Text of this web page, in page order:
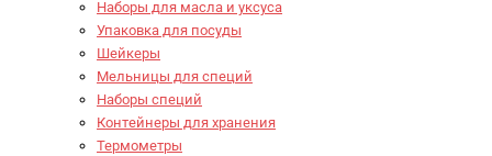
Наборы для масла и уксуса
Упаковка для посуды
Шейкеры
Мельницы для специй
Наборы специй
Контейнеры для хранения
Термометры